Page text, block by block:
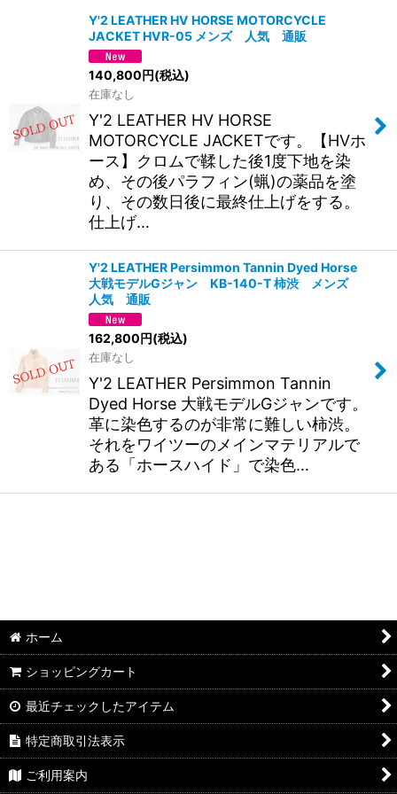
Y'2 LEATHER HV HORSE MOTORCYCLE
JACKET HVR-05 メンズ 人気 通販
140,800円(税込)
在庫なし
Y'2 LEATHER HV HORSE
MOTORCYCLE JACKETです。【HVホ
ース】クロムで鞣した後1度下地を染
め、その後パラフィン(蝋)の薬品を塗
り、その数日後に最終仕上げをする。
仕上げ…
Y'2 LEATHER Persimmon Tannin Dyed Horse
大戦モデルGジャン KB-140-T 柿渋 メンズ
人気 通販
162,800円(税込)
在庫なし
Y'2 LEATHER Persimmon Tannin
Dyed Horse 大戦モデルGジャンです。
革に染色するのが非常に難しい柿渋。
それをワイツーのメインマテリアルで
ある「ホースハイド」で染色…
ホーム
ショッピングカート
最近チェックしたアイテム
特定商取引法表示
ご利用案内